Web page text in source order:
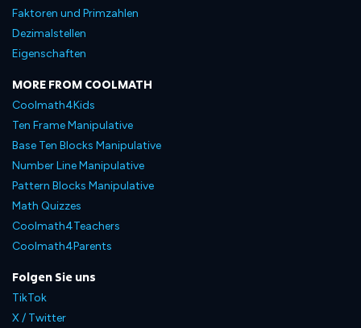
Faktoren und Primzahlen
Dezimalstellen
Eigenschaften
MORE FROM COOLMATH
Coolmath4Kids
Ten Frame Manipulative
Base Ten Blocks Manipulative
Number Line Manipulative
Pattern Blocks Manipulative
Math Quizzes
Coolmath4Teachers
Coolmath4Parents
Folgen Sie uns
TikTok
X / Twitter